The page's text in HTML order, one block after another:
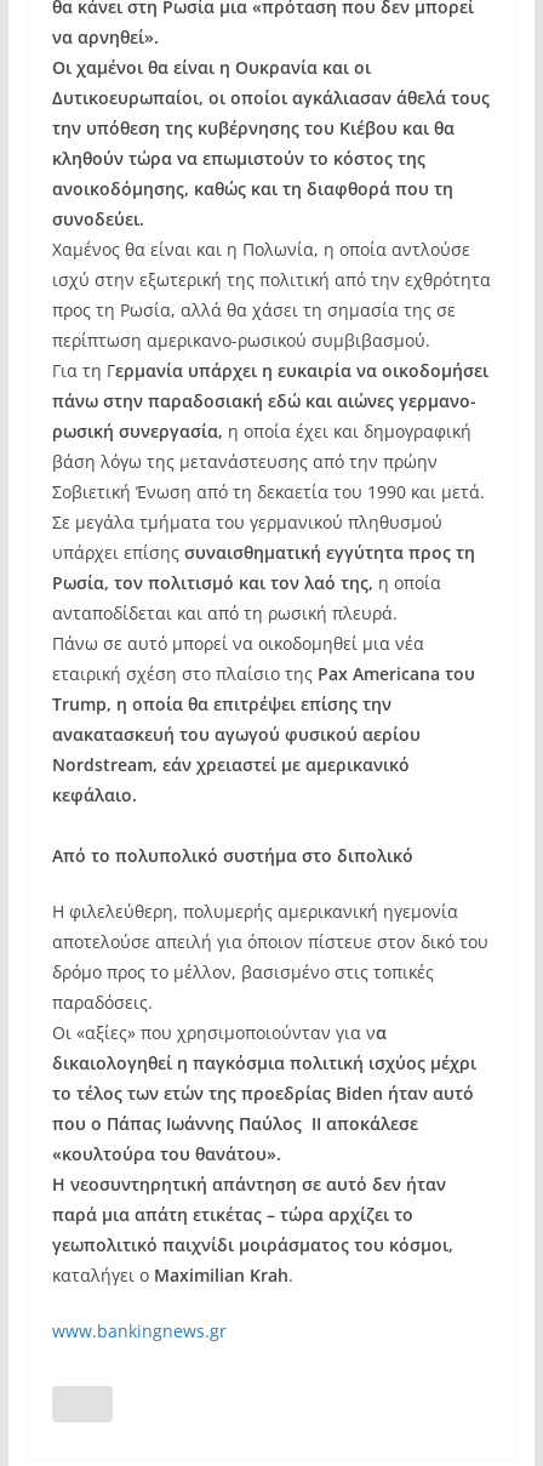
θα κάνει στη Ρωσία μια «πρόταση που δεν μπορεί
να αρνηθεί».
Οι χαμένοι θα είναι η Ουκρανία και οι
Δυτικοευρωπαίοι, οι οποίοι αγκάλιασαν άθελά τους
την υπόθεση της κυβέρνησης του Κιέβου και θα
κληθούν τώρα να επωμιστούν το κόστος της
ανοικοδόμησης, καθώς και τη διαφθορά που τη
συνοδεύει.
Χαμένος θα είναι και η Πολωνία, η οποία αντλούσε
ισχύ στην εξωτερική της πολιτική από την εχθρότητα
προς τη Ρωσία, αλλά θα χάσει τη σημασία της σε
περίπτωση αμερικανο-ρωσικού συμβιβασμού.
Για τη Γερμανία υπάρχει η ευκαιρία να οικοδομήσει
πάνω στην παραδοσιακή εδώ και αιώνες γερμανο-
ρωσική συνεργασία, η οποία έχει και δημογραφική
βάση λόγω της μετανάστευσης από την πρώην
Σοβιετική Ένωση από τη δεκαετία του 1990 και μετά.
Σε μεγάλα τμήματα του γερμανικού πληθυσμού
υπάρχει επίσης συναισθηματική εγγύτητα προς τη
Ρωσία, τον πολιτισμό και τον λαό της, η οποία
ανταποδίδεται και από τη ρωσική πλευρά.
Πάνω σε αυτό μπορεί να οικοδομηθεί μια νέα
εταιρική σχέση στο πλαίσιο τηςPax Americana του
Trump, η οποία θα επιτρέψει επίσης την
ανακατασκευή του αγωγού φυσικού αερίου
Nordstream, εάν χρειαστεί με αμερικανικό
κεφάλαιο.
Από το πολυπολικό συστήμα στο διπολικό
Η φιλελεύθερη, πολυμερής αμερικανική ηγεμονία
αποτελούσε απειλή για όποιον πίστευε στον δικό του
δρόμο προς το μέλλον, βασισμένο στις τοπικές
παραδόσεις.
Οι «αξίες» που χρησιμοποιούνταν για να
δικαιολογηθεί η παγκόσμια πολιτική ισχύος μέχρι
το τέλος των ετών της προεδρίας Biden ήταν αυτό
που ο Πάπας Ιωάννης Παύλος II αποκάλεσε
«κουλτούρα του θανάτου».
Η νεοσυντηρητική απάντηση σε αυτό δεν ήταν
παρά μια απάτη ετικέτας – τώρα αρχίζει το
γεωπολιτικό παιχνίδι μοιράσματος του κόσμοι,
καταλήγει ο Maximilian Krah.
www.bankingnews.gr